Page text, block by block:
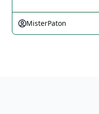
MisterPaton